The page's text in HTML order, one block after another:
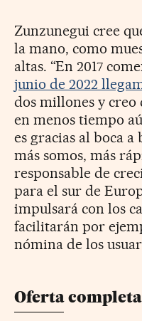
Zunzunegui cree
la mano, como
altas. “En 2017
junio de 2022
dos millones y creo
en menos tiempo
es gracias al boca a
más somos, más
responsable de
para el sur de
impulsará con los
facilitarán por
nómina de los
Oferta